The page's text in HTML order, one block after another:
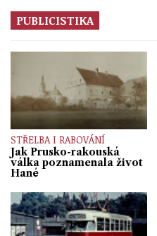
PUBLICISTIKA
STŘELBA I RABOVÁNÍ
Jak Prusko-rakouská
válka poznamenala život
Hané